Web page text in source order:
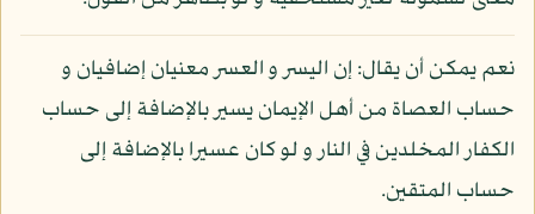
نعم يمكن أن يقال: إن اليسر و العسر معنيان إضافيان و
حساب العصاة من أهل الإيمان يسير بالإضافة إلى حساب
الكفار المخلدين في النار و لو كان عسيرا بالإضافة إلى
حساب المتقين.